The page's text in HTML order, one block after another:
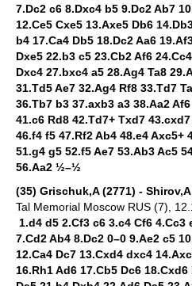
7.Dc2 c6 8.Dxc4 b5 9.Dc2 Ab7
12.Ce5 Cxe5 13.Axe5 Db6
b4 17.Ca4 Db5 18.Dc2 Aa6
Dxe5 22.b3 c5 23.Cb2 Af6
Dxc4 27.bxc4 a5 28.Ag4 Ta8
31.Td5 Ae7 32.Ag4 Rf8 33.Td7
36.Tb7 b3 37.axb3 a3 38.Aa2
41.c6 Rd8 42.Td7+ Txd7
46.f4 f5 47.Rf2 Ab4 48.e4 Axc5+
51.g4 g5 52.f5 Ae7 53.Ab3 Ac5
56.Aa2 ½–½
(35) Grischuk,A (2771) -
Tal Memorial Moscow RUS (7),
1.d4 d5 2.Cf3 c6 3.c4 Cf6 4.Cc3
7.Cd2 Ab4 8.Dc2 0–0 9.Ae2 c5
12.Ca4 Dc7 13.Cxd4 dxc4
16.Rh1 Ad6 17.Cb5 Dc6